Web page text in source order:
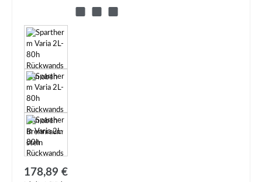
Regulärer Preis:
178,89 €